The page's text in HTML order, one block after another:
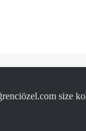
size